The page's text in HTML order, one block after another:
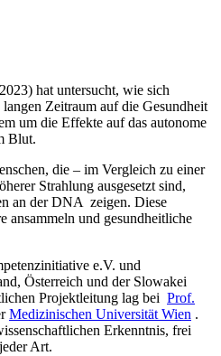
hat untersucht, wie sich
Zeitraum auf die Gesundheit
um die Effekte auf das autonome
Blut.
die – im Vergleich zu einer
Strahlung ausgesetzt sind,
an der DNA zeigen. Diese
ansammeln und gesundheitliche
e.V. und
Österreich und der Slowakei
Projektleitung lag bei Prof.
Medizinischen Universität Wien .
Erkenntnis, frei
Art.